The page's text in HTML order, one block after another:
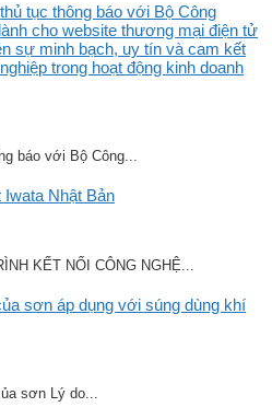
tục thông báo với Bộ Công
cho website thương mại điện tử
sự minh bạch, uy tín và cam kết
trong hoạt động kinh doanh
báo với Bộ Công...
Nhật Bản
KẾT NỐI CÔNG NGHỆ...
sơn áp dụng với súng dùng khí
sơn Lý do...